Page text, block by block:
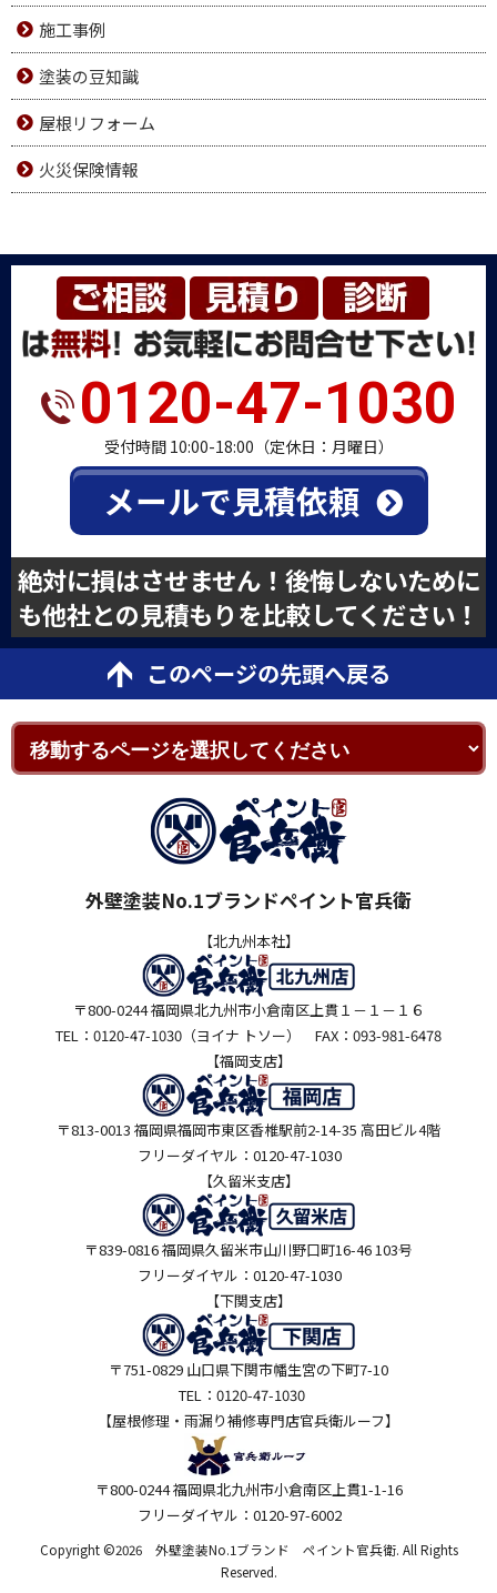
施工事例
塗装の豆知識
屋根リフォーム
火災保険情報
0120-47-1030
受付時間 10:00-18:00（定休日：月曜日）
メールで見積依頼
絶対に損はさせません！後悔しないために
も他社との見積もりを比較してください！
このページの先頭へ戻る
外壁塗装No.1ブランドペイント官兵衛
【北九州本社】
〒800-0244 福岡県北九州市小倉南区上貫１－１－１６
TEL：0120-47-1030（ヨイナ トソー） FAX：093-981-6478
【福岡支店】
〒813-0013 福岡県福岡市東区香椎駅前2-14-35 高田ビル4階
フリーダイヤル：0120-47-1030
【久留米支店】
〒839-0816 福岡県久留米市山川野口町16-46 103号
フリーダイヤル：0120-47-1030
【下関支店】
〒751-0829 山口県下関市幡生宮の下町7-10
TEL：0120-47-1030
【屋根修理・雨漏り補修専門店官兵衛ルーフ】
〒800-0244 福岡県北九州市小倉南区上貫1-1-16
フリーダイヤル：0120-97-6002
Copyright ©2026 外壁塗装No.1ブランド ペイント官兵衛. All Rights
Reserved.